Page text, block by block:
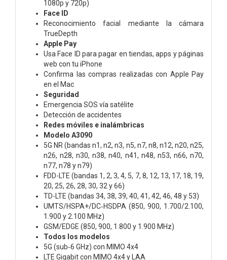
1080p y 720p)
Face ID
Reconoci­miento facial mediante la cámara
TrueDepth
Apple Pay
Usa Face ID para pagar en tiendas, apps y páginas
web con tu iPhone
Confirma las compras realizadas con Apple Pay
en el Mac
Seguridad
Emergencia SOS vía satélite
Detección de accidentes
Redes móviles e inalámbricas
Modelo A3090
5G NR (bandas n1, n2, n3, n5, n7, n8, n12, n20, n25,
n26, n28, n30, n38, n40, n41, n48, n53, n66, n70,
n77, n78 y n79)
FDD-LTE (bandas 1, 2, 3, 4, 5, 7, 8, 12, 13, 17, 18, 19,
20, 25, 26, 28, 30, 32 y 66)
TD-LTE (bandas 34, 38, 39, 40, 41, 42, 46, 48 y 53)
UMTS/HSPA+/DC‑HSDPA (850, 900, 1.700/2.100,
1.900 y 2.100 MHz)
GSM/EDGE (850, 900, 1.800 y 1.900 MHz)
Todos los modelos
5G (sub‑6 GHz) con MIMO 4x4
LTE Gigabit con MIMO 4x4 y LAA